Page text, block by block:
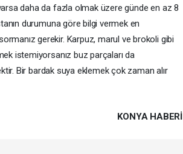
daha da fazla olmak üzere günde en az 8
durumuna göre bilgi vermek en
gerekir. Karpuz, marul ve brokoli gibi
istemiyorsanız buz parçaları da
Bir bardak suya eklemek çok zaman alır
KONYA HABERİ